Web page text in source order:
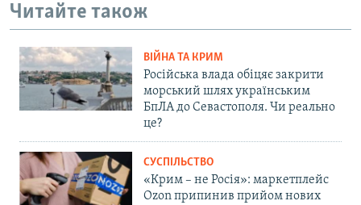
Читайте також
ВІЙНА ТА КРИМ
Російська влада обіцяє закрити
морський шлях українським
БпЛА до Севастополя. Чи реально
це?
СУСПІЛЬСТВО
«Крим – не Росія»: маркетплейс
Ozon припинив прийом нових